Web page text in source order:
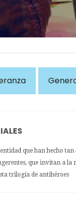
que han hecho
que invitan a la
trilogía de antihéroes